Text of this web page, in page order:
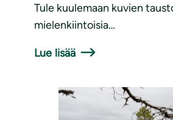
Tule kuulemaan kuvien
mielenkiintoisia…
Lue lisää